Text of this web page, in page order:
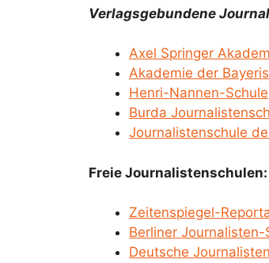
Verlagsgebundene
Axel Springer
Akademie der
Henri-Nannen-Schule
Burda
Journalistenschule
Freie Journalistenschulen:
Zeitenspiegel-
Berliner Journalisten-
Deutsche